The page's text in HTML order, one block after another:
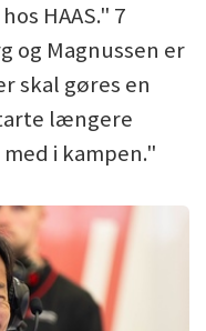
HAAS." 7
og Magnussen er
skal gøres en
længere
i kampen."